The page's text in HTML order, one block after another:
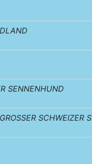
SENNENHUND
GROSSER SCHWEIZER